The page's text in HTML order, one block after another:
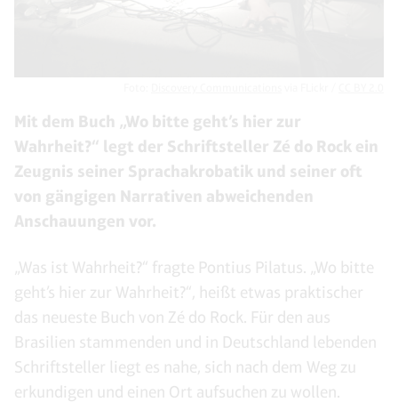
Mit dem Buch „Wo bitte geht’s hier zur
Wahrheit?“ legt der Schriftsteller Zé do Rock ein
Zeugnis seiner Sprachakrobatik und seiner oft
von gängigen Narrativen abweichenden
Anschauungen vor.
„Was ist Wahrheit?“ fragte Pontius Pilatus. „Wo bitte
geht’s hier zur Wahrheit?“, heißt etwas praktischer
das neueste Buch von Zé do Rock. Für den aus
Brasilien stammenden und in Deutschland lebenden
Schriftsteller liegt es nahe, sich nach dem Weg zu
erkundigen und einen Ort aufsuchen zu wollen.